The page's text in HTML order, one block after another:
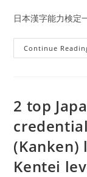
日本漢字能力検定
Continue
2 top
(Kanken)
Kentei